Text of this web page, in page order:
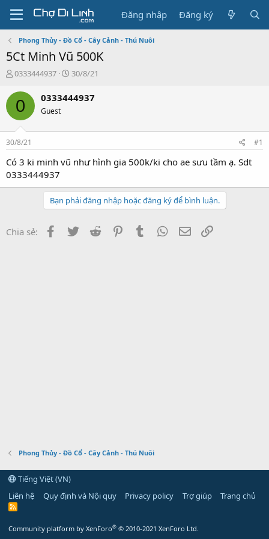
Đăng nhập Đăng ký
Phong Thủy - Đồ Cổ - Cây Cảnh - Thú Nuôi
5Ct Minh Vũ 500K
T
r
e
a
s
t
a
r
t
0333444937
N
à
30/8/21
0 0333444937
Guest
30/8/21 #1
Có 3 ki minh vũ như hình gia 500k/ki cho ae sưu tầm ạ. Sdt
0333444937
Bạn phải đăng nhập hoặc đăng ký để bình luận.
Chia sẻ: Facebook
Twitter Reddit PinterestTumblr WhatsApp
Email
Phong Thủy - Đồ Cổ - Cây Cảnh - Thú Nuôi
Tiếng Việt (VN)
Liên hệ
Quy định và Nội quy Privacy policy Trợ giúp Trang chủ
R
Community platform by XenForo® © 2010-2021 XenForo Ltd.